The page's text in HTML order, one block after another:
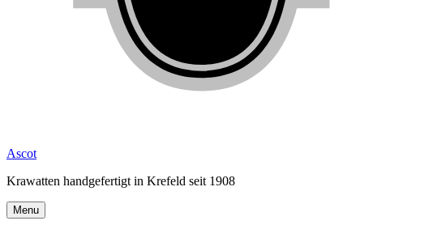
Ascot
Krawatten handgefertigt in Krefeld seit 1908
Menu